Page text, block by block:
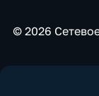
© 2026